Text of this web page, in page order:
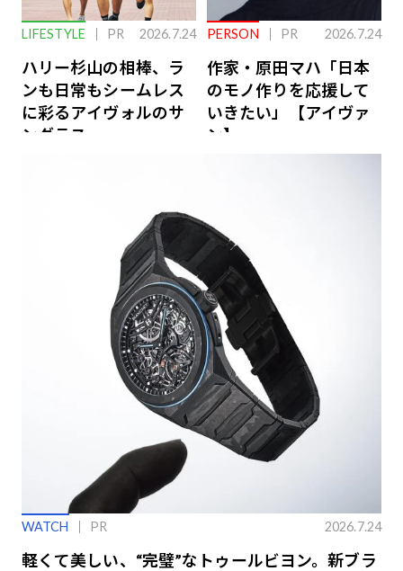
LIFESTYLE PR 2026.7.24
ハリー杉山の相棒、ラ
ンも日常もシームレス
に彩るアイヴォルのサ
ングラス
PERSON PR 2026.7.24
作家・原田マハ「日本
のモノ作りを応援して
いきたい」【アイヴァ
ン】
WATCH PR 2026.7.24
軽くて美しい、“完璧”なトゥールビヨン。新ブラ